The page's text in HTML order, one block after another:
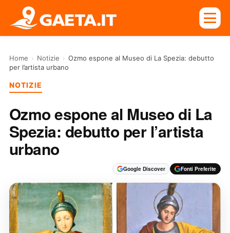
Home › Notizie › Ozmo espone al Museo di La Spezia: debutto
per l’artista urbano
NOTIZIE
Ozmo espone al Museo di La
Spezia: debutto per l’artista
urbano
Google Discover Fonti Preferite